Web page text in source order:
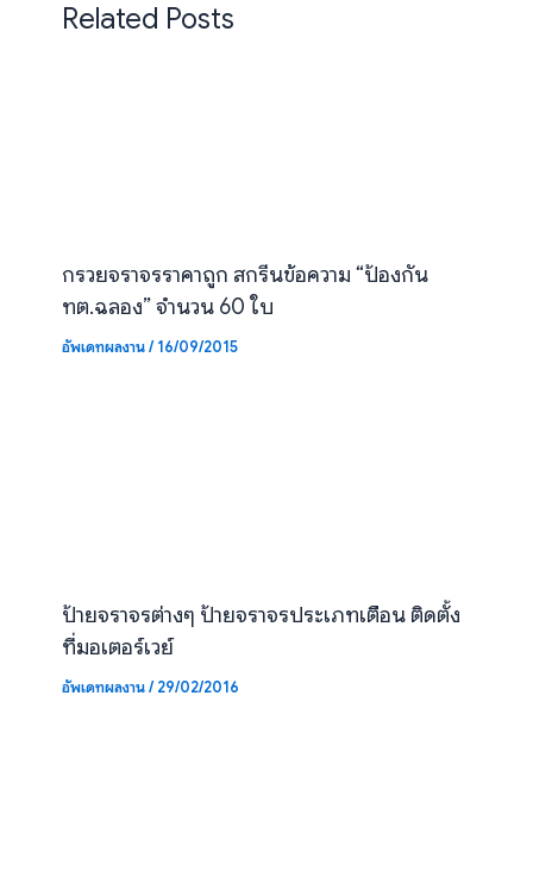
Related Posts
กรวยจราจรราคาถูก สกรีนข้อความ “ป้องกัน
ทต.ฉลอง” จำนวน 60 ใบ
อัพเดทผลงาน/16/09/2015
ป้ายจราจรต่างๆ ป้ายจราจรประเภทเตือน ติดตั้ง
ที่มอเตอร์เวย์
อัพเดทผลงาน/29/02/2016